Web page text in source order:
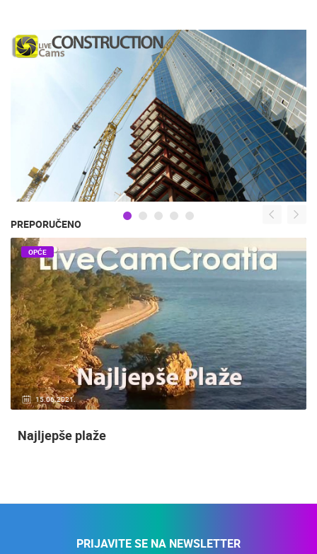
PREPORUČENO
15.06.2021.
OPĆE
Najljepše plaže
PRIJAVITE SE NA NEWSLETTER